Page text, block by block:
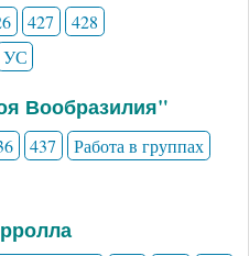
427
428
УС
Вообразилия"
437
Работа в группах